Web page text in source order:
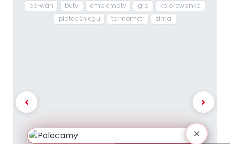
bałwan buty emblematy gra
kolorowanka
płatek śniegu
termometr zima